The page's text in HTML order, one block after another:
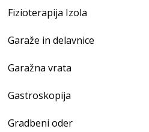
Fizioterapija Izola
Garaže in delavnice
Garažna vrata
Gastroskopija
Gradbeni oder